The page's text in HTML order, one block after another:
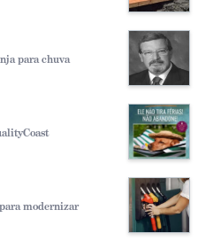
para chuva
modernizar